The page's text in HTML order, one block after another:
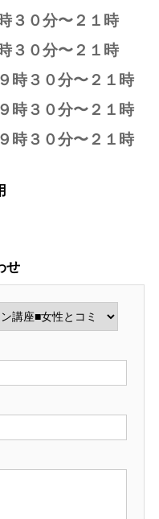
３０分〜２１時
３０分〜２１時
時３０分〜２１時
時３０分〜２１時
時３０分〜２１時
せ